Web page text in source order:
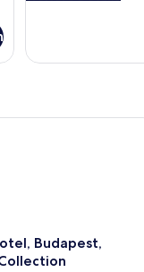
Suite,
Budapest,
Budapest,